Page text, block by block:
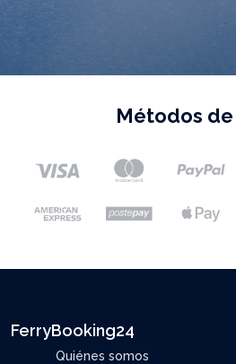
Métodos
FerryBooking24
Quiénes somos